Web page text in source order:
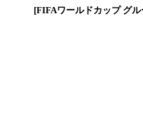
[FIFAワールドカップ グ